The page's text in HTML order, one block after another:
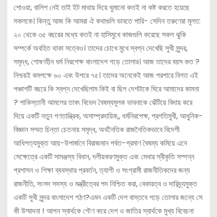
শোওয়া, বালিশ নেই তাই ইট মাথায় দিয়ে ঘুমানো কতই না কষ্ট করতে হয়েছে
সকলকে। কিন্তু আজ কি আমরা ঐ কথাগুলি ভাবতে পারি- সেদিন তরুণেরা মূলত:
২০ থেকে ৩৫ বছরের মধ্যে কতই না হাসিমুখে কাজগুলি করেছে সকল ঝুকি
সম্পর্কে অবহিত থাকা সত্বেও। তাদের চোখে মুখে স্বপ্ন দেখেছি সুখী সুন্দর,
সমৃদ্ধ, শোষণহীন ধর্ম নিরপেক্ষ বাংলাদেশ গড়ে তোলার। আজ তাদের বয়স কত ?
নিশ্চয়ই কমপক্ষে ৬০ এবং উপরে ৭৫। তাদের অনেকেই আজ পরপারে বিগত এই
পঞ্চাশটি বছরে কি স্বপ্ন দেখেছিলাম কিই বা ছিল দেশটাকে ঘিরে আমাদের কামনা
? পাকিস্তানী আমলের তাবৎ বিভেদ বৈষম্যমূলক ভাবনাকে ঝেঁটিয়ে বিদায় করে
দিয়ে একটি নতুন গণতান্ত্রিক, অসাম্প্রদায়িক,, ধর্মনিরপেক্ষ, প্রগতিমুখী, আধুনিক-
বিজ্ঞান সম্মত চিন্তা চেতনায় সমৃদ্ধ, অর্থনৈতিক রাজনৈতিকভাবে বিদেশী
আধিপত্যমুক্ত আয়-উপার্জনে বিরাজমান পর্বত-প্রমাণ বৈষম্য কমিয়ে এনে
সেক্ষেত্রে একটি সামঞ্জস্য বিধান, দলীয়করণমুক্ত এবং মেধার স্বীকৃতি সম্পন্ন
প্রশাসন ও শিক্ষা ব্যবস্থার প্রবর্তন, ত্যাগী ও সংগ্রামী রাজনীতিকদের জন্য
রাজনীতি, সংসদ সদস্য ও মন্ত্রীত্বের পদ নিশ্চিত করা, বেকারত্ব ও দারিদ্র্যমুক্ত
একটি সুখী সুন্দর বাংলাদেশ গঠণ?এমন একটি দেশ বাস্তবে গড়ে তোলার জন্যে সে
কী উম্মাদনা ! আপন স্বার্থকে গৌণ করে দেশ ও জাতির স্বার্থকে মুখ্য বিবেচনা